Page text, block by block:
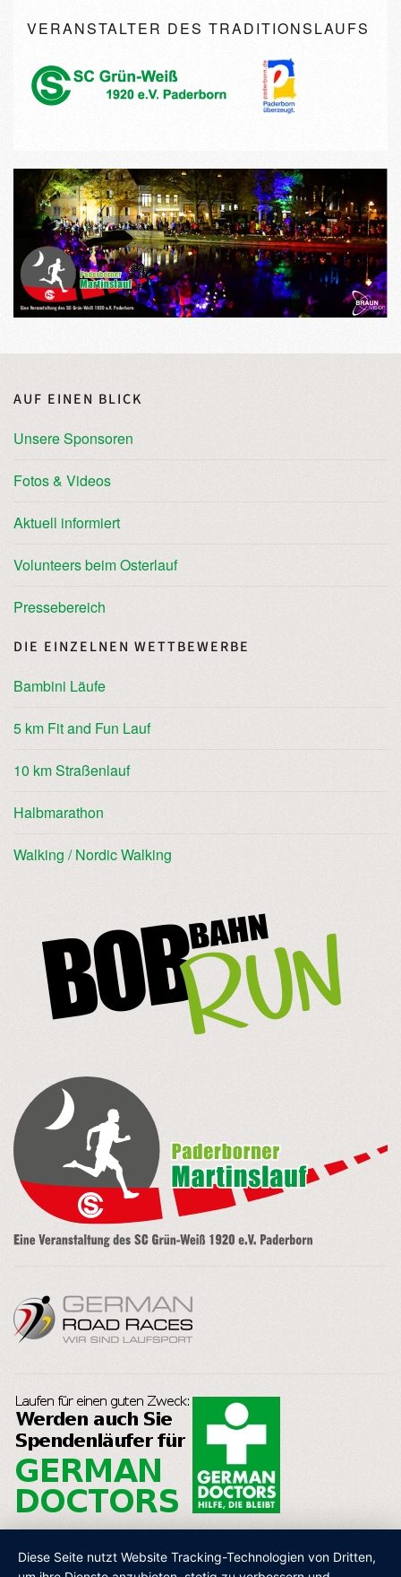
VERANSTALTER DES TRADITIONSLAUFS
AUF EINEN BLICK
Unsere Sponsoren
Fotos & Videos
Aktuell informiert
Volunteers beim Osterlauf
Pressebereich
DIE EINZELNEN WETTBEWERBE
Bambini Läufe
5 km Fit and Fun Lauf
10 km Straßenlauf
Halbmarathon
Walking / Nordic Walking
Diese Seite nutzt Website Tracking-Technologien von Dritten,